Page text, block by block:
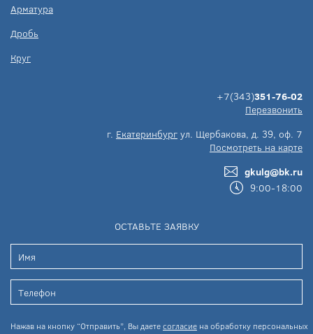
Арматура
Дробь
Круг
+7(343)351-76-02
Перезвонить
г. Екатеринбург ул. Щербакова, д. 39, оф. 7
Посмотреть на карте
gkulg@bk.ru
9:00-18:00
ОСТАВЬТЕ ЗАЯВКУ
Нажав на кнопку “Отправить”, Вы даетесогласие на обработку персональных